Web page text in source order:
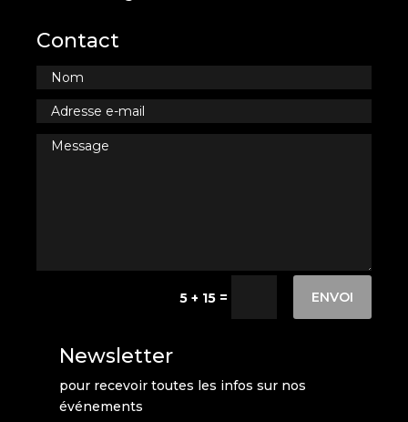
Contact
5 + 15 = ENVOI
Newsletter
pour recevoir toutes les infos sur nos
événements